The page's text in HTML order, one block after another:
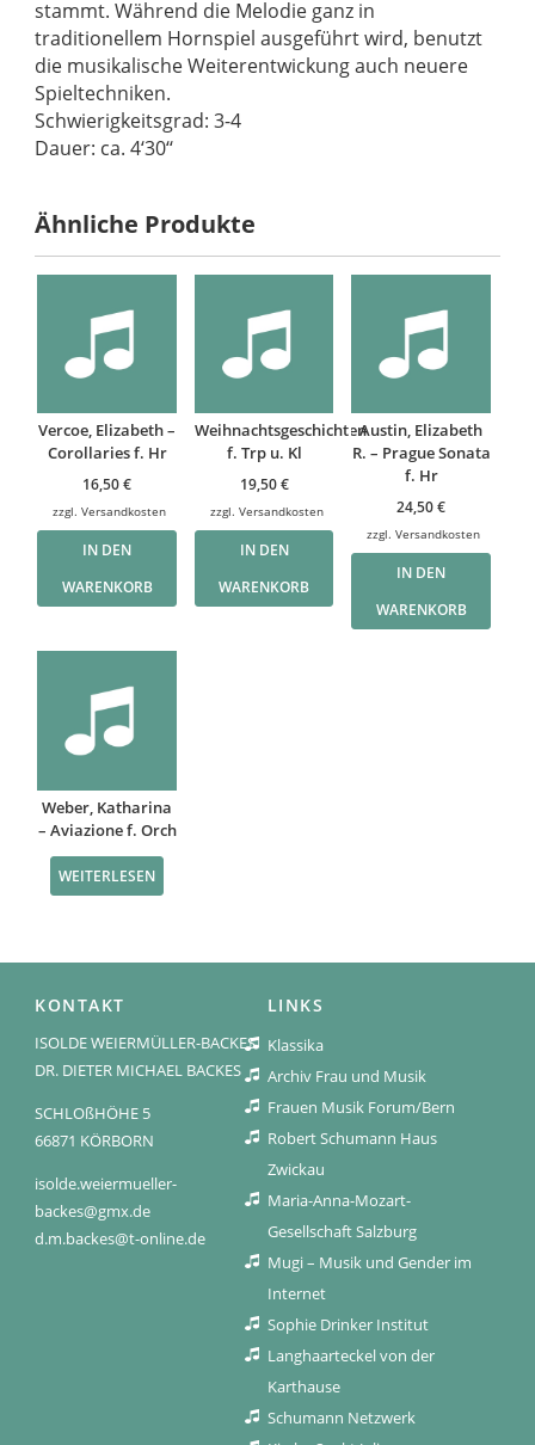
stammt. Während die Melodie ganz in
traditionellem Hornspiel ausgeführt wird, benutzt
die musikalische Weiterentwickung auch neuere
Spieltechniken.
Schwierigkeitsgrad: 3-4
Dauer: ca. 4‘30‘‘
Ähnliche Produkte
Vercoe, Elizabeth –
Corollaries f. Hr
16,50€
zzgl.Versandkosten
IN DEN
WARENKORB
Weihnachtsgeschichten
f. Trp u. Kl
19,50€
zzgl. Versandkosten
IN DEN
WARENKORB
Austin, Elizabeth
R. – Prague Sonata
f. Hr
24,50€
zzgl.Versandkosten
IN DEN
WARENKORB
Weber, Katharina
– Aviazione f. Orch
WEITERLESEN
KONTAKT
ISOLDE WEIERMÜLLER-BACKES
DR. DIETER MICHAEL BACKES
SCHLOßHÖHE 5
66871 KÖRBORN
isolde.weiermueller-
backes@gmx.de
d.m.backes@t-online.de
LINKS
Klassika
Archiv Frau und Musik
Frauen Musik Forum/Bern
Robert Schumann Haus
Zwickau
Maria-Anna-Mozart-
Gesellschaft Salzburg
Mugi – Musik und Gender im
Internet
Sophie Drinker Institut
Langhaarteckel von der
Karthause
Schumann Netzwerk